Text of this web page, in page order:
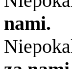
nami.